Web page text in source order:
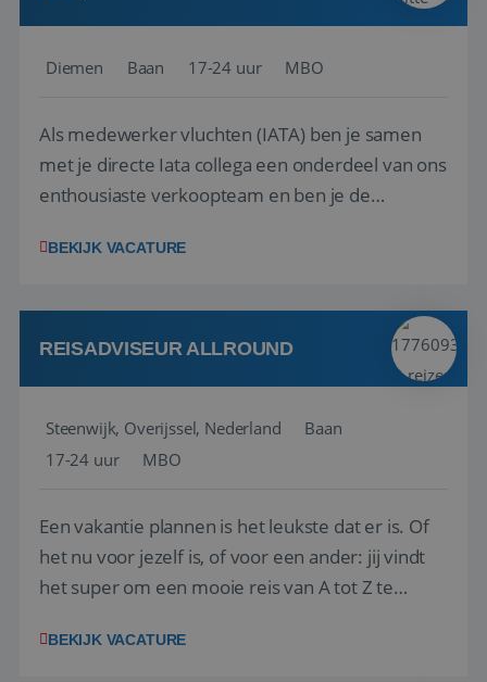
Diemen Baan 17-24 uur MBO
Als medewerker vluchten (IATA) ben je samen
met je directe Iata collega een onderdeel van ons
enthousiaste verkoopteam en ben je de
en tarieven waar je collega’s niet uitkomen.
kwaliteitsbewaking van alles wat met IATA te m...
BEKIJK VACATURE
REISADVISEUR ALLROUND
Steenwijk, Overijssel, Nederland
Baan
17-24 uur
MBO
Een vakantie plannen is het leukste dat er is. Of
het nu voor jezelf is, of voor een ander: jij vindt
het super om een mooie reis van A tot Z te
vakantiegangers de meest prachtige plekjes op
BEKIJK VACATURE